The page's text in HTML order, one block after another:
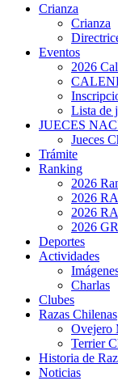
Crianza
Crianza
Eventos
2026
Lista de
JUECES
Jueces
Trámite
Ranking
2026
2026
2026
2026
Deportes
Actividades
Charlas
Clubes
Razas Chilenas
Ovejero
Terrier
Historia de
Noticias